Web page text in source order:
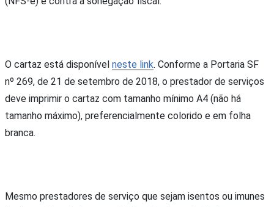
O cartaz está disponível neste link. Conforme a Portaria SF
nº 269, de 21 de setembro de 2018, o prestador de serviços
deve imprimir o cartaz com tamanho mínimo A4 (não há
tamanho máximo), preferencialmente colorido e em folha
branca.
Mesmo prestadores de serviço que sejam isentos ou imunes